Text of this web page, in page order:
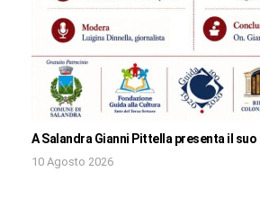
A Salandra Gianni Pittella presenta il
10 Agosto 2026